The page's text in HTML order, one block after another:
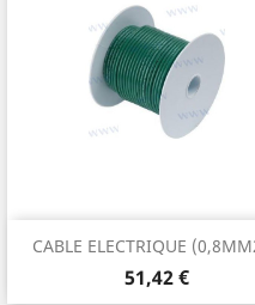
CABLE ELECTRIQUE
Prix
51,42 €